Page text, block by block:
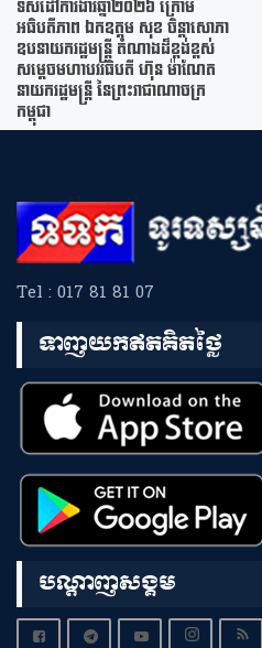
ទិសដៅការងារឆ្នាំ២០២៦ ក្រោម
អធិបតីភាព ឯកឧត្តម សុខ ចិន្តាសោភា
ឧបនាយករដ្ឋមន្រ្តី តំណាងដ៏ខ្ពង់ខ្ពស់
សម្តេចមហាបវរធិបតី ហ៊ុន ម៉ាណែត
នាយករដ្ឋមន្រ្តី នៃព្រះរាជាណាចក្រ
កម្ពុជា
Tel : 017 81 81 07
ទាញយកឥតគិតថ្លៃ
បណ្តាញសង្គម